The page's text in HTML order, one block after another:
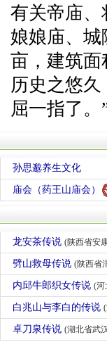
有关帝庙
娘娘庙、
亩，建筑面
历史之悠
屈一指了。
孙思邈养生文化
庙会（药王山庙会）
龙安茶传说 (陕西省安
劈山救母传说 (陕西省
内邱牛郎织女传说 (河
白兆山与李白的传说
卓刀泉传说 (湖北省武